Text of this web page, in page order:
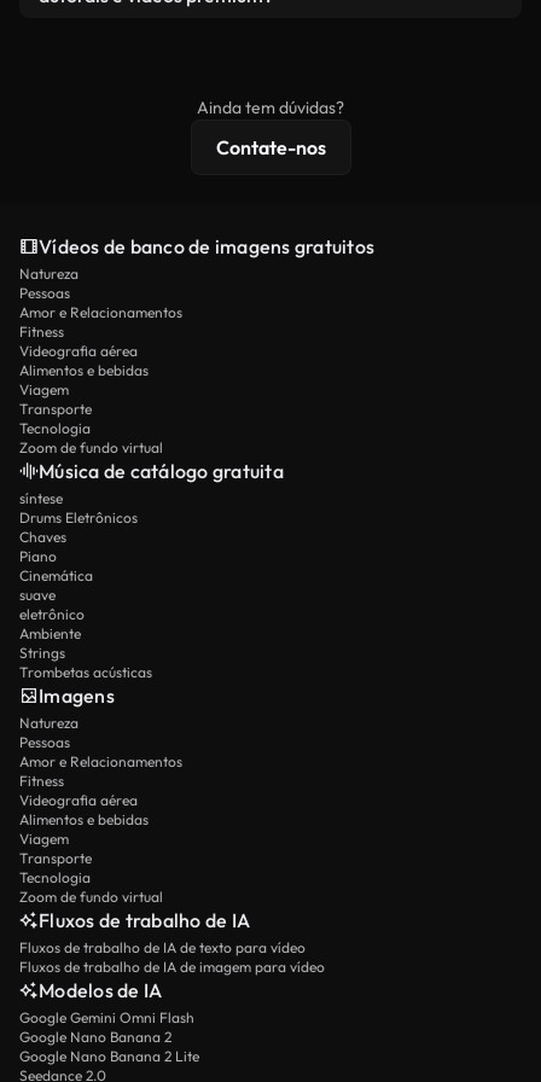
licenciamento estendidas.
Ainda tem dúvidas?
Contate-nos
Vídeos de banco de imagens gratuitos
Natureza
Pessoas
Amor e Relacionamentos
Fitness
Videografia aérea
Alimentos e bebidas
Viagem
Transporte
Tecnologia
Zoom de fundo virtual
Música de catálogo gratuita
síntese
Drums Eletrônicos
Chaves
Piano
Cinemática
suave
eletrônico
Ambiente
Strings
Trombetas acústicas
Imagens
Natureza
Pessoas
Amor e Relacionamentos
Fitness
Videografia aérea
Alimentos e bebidas
Viagem
Transporte
Tecnologia
Zoom de fundo virtual
Fluxos de trabalho de IA
Fluxos de trabalho de IA de texto para vídeo
Fluxos de trabalho de IA de imagem para vídeo
Modelos de IA
Google Gemini Omni Flash
Google Nano Banana 2
Google Nano Banana 2 Lite
Seedance 2.0